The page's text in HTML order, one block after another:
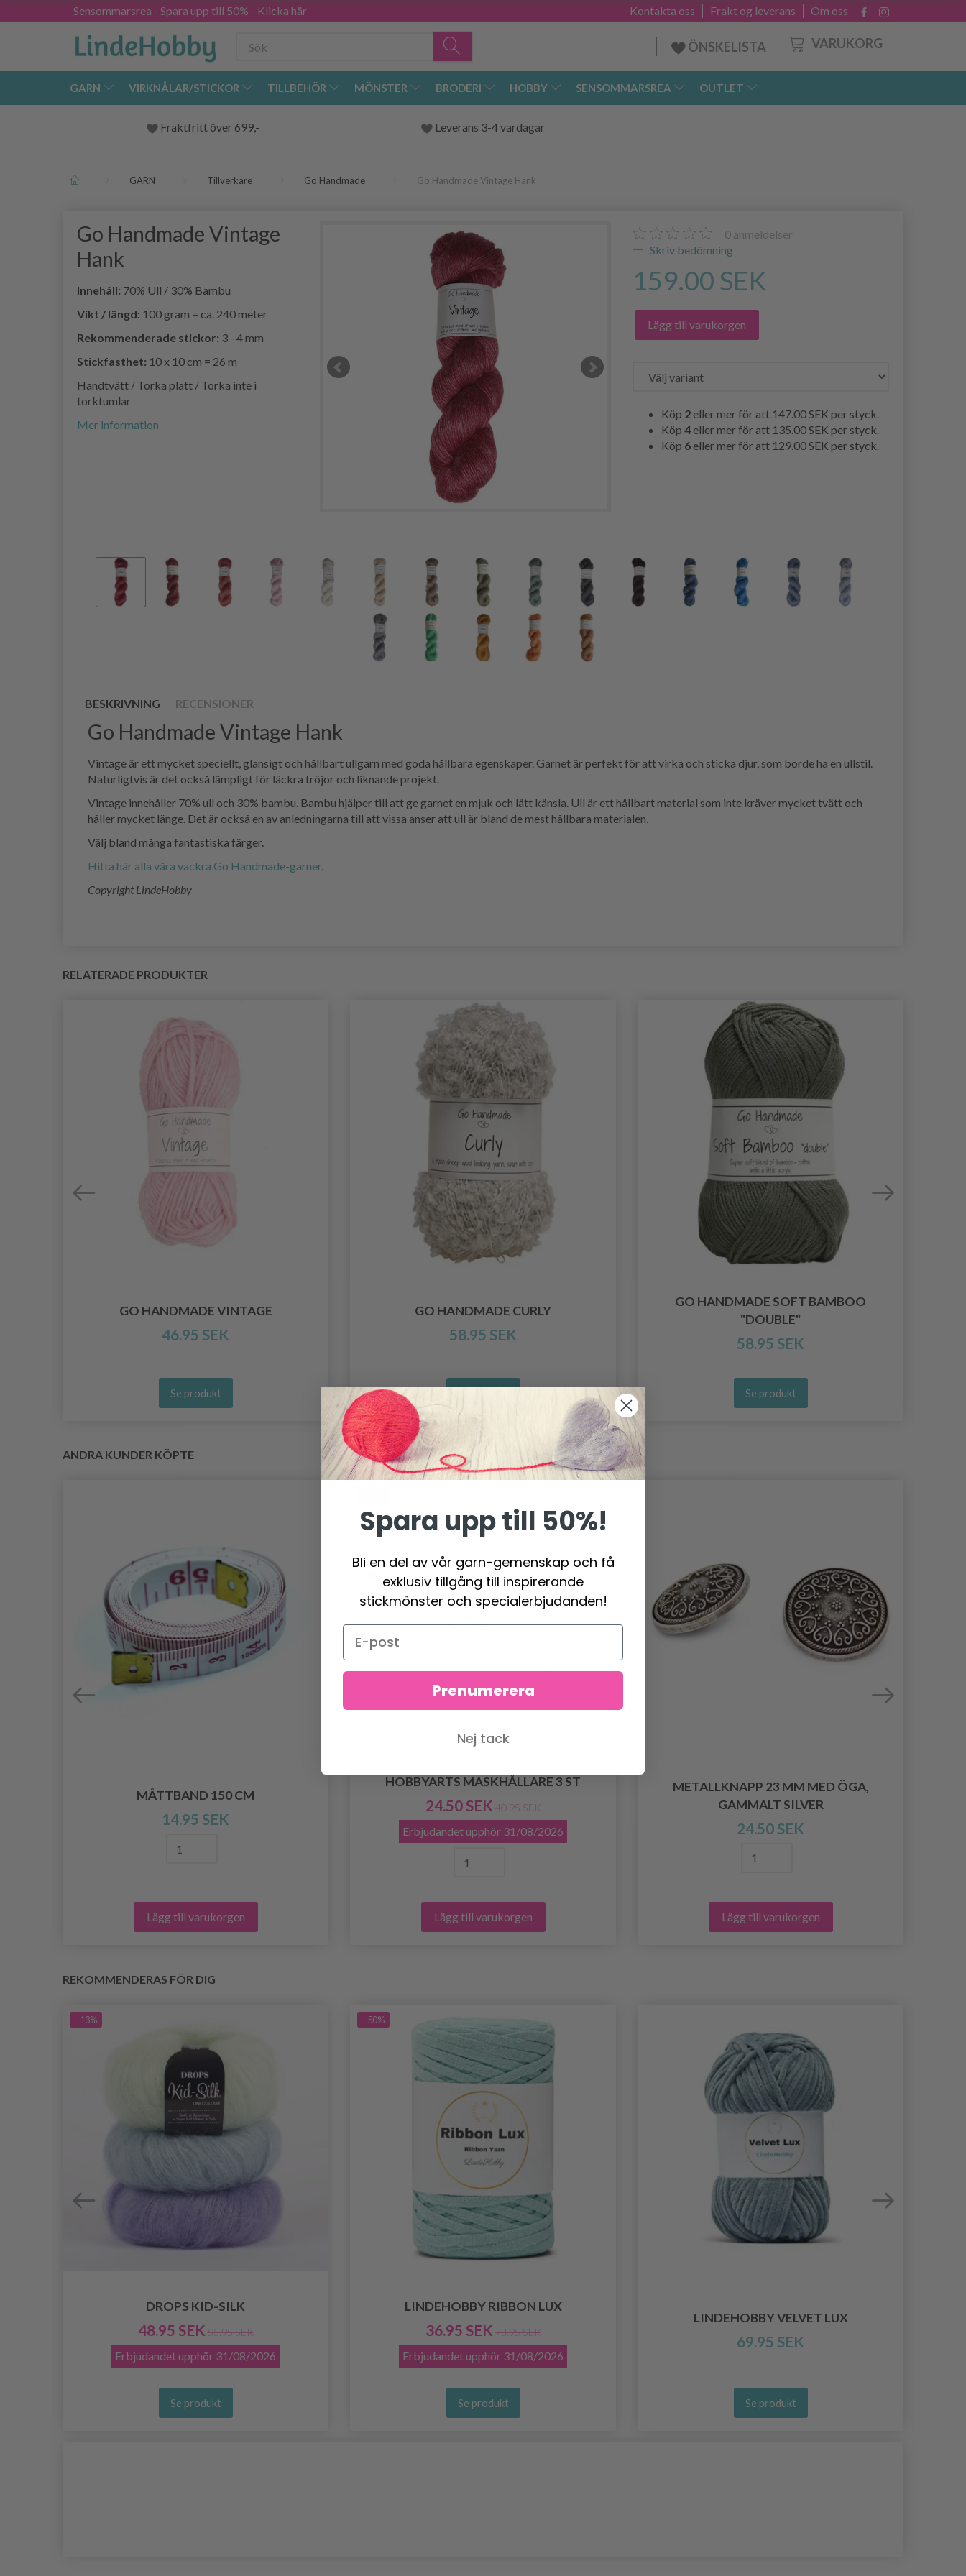
Sensommarsrea - Spara upp till 50% - Klicka här Om oss
Frakt og leverans
Kontakta oss
VARUKORG
ÖNSKELISTA
GARN VIRKNÅLAR/STICKOR TILLBEHÖR MÖNSTER BRODERI HOBBY SENSOMMARSREA OUTLET
Fraktfritt över 699,- Leverans 3-4 vardagar
GARN Tillverkare Go Handmade Go Handmade Vintage Hank
Go Handmade Vintage
Hank
Innehåll: 70% Ull / 30% Bambu
Vikt / längd: 100 gram = ca. 240 meter
Rekommenderade stickor: 3 - 4 mm
Stickfasthet: 10 x 10 cm = 26 m
Handtvätt / Torka platt / Torka inte i
torktumlar
Mer information
0 anmeldelser
Skriv bedömning
159.00 SEK
Lägg till varukorgen
Köp 2 eller mer för att 147.00 SEKper styck.
Köp4 eller mer för att 135.00 SEKper styck.
Köp 6 eller mer för att 129.00 SEKper styck.
BESKRIVNING RECENSIONER
Go Handmade Vintage Hank
Vintage är ett mycket speciellt, glansigt och hållbart ullgarn med goda hållbara egenskaper. Garnet är perfekt för att virka och sticka djur, som borde ha en ullstil.
Naturligtvis är det också lämpligt för läckra tröjor och liknande projekt.
Vintage innehåller 70% ull och 30% bambu. Bambu hjälper till att ge garnet en mjuk och lätt känsla. Ull är ett hållbart material som inte kräver mycket tvätt och
håller mycket länge. Det är också en av anledningarna till att vissa anser att ull är bland de mest hållbara materialen.
Välj bland många fantastiska färger.
Hitta här alla våra vackra Go Handmade-garner.
Copyright LindeHobby
RELATERADE PRODUKTER
GO HANDMADE VINTAGE
46.95 SEK
Se produkt
GO HANDMADE CURLY
58.95 SEK
GO HANDMADE SOFT BAMBOO
"DOUBLE"
58.95 SEK
Se produkt
ANDRA KUNDER KÖPTE
MÅTTBAND 150 CM
14.95 SEK
Lägg till varukorgen
HOBBYARTS MASKHÅLLARE 3 ST
24.50 SEK 40.95 SEK
Erbjudandet upphör 31/08/2026
Lägg till varukorgen
METALLKNAPP 23 MM MED ÖGA,
GAMMALT SILVER
24.50 SEK
Lägg till varukorgen
REKOMMENDERAS FÖR DIG
- 13%
DROPS KID-SILK
48.95 SEK 55.95 SEK
Erbjudandet upphör 31/08/2026
Se produkt
- 50%
LINDEHOBBY RIBBON LUX
36.95 SEK 73.95 SEK
Erbjudandet upphör 31/08/2026
Se produkt
LINDEHOBBY VELVET LUX
69.95 SEK
Se produkt
Spara upp till 50%!
Bli en del av vår garn-gemenskap och få
exklusiv tillgång till inspirerande
stickmönster och specialerbjudanden!
Prenumerera
Nej tack